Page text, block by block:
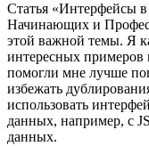
Статья «Интерфейсы
Начинающих и
этой важной темы. Я
интересных примеров
помогли мне лучше
избежать
использовать
данных, например, с
данных.